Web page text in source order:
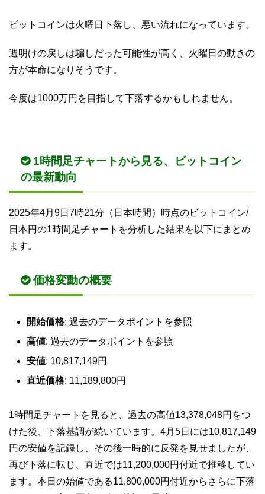
ビットコインは火曜日下落し、悪い流れになっています。
週明けの戻しは騙しだった可能性が高く、火曜日の動きの
方が本命になりそうです。
今度は1000万円を目指して下落するかもしれません。
1時間足チャートから見る、ビットコイン
の最新動向
2025年4月9日7時21分（日本時間）時点のビットコイン/
日本円の1時間足チャートを分析した結果を以下にまとめ
ます。
価格変動の概要
開始価格: 過去のデータポイントを参照
高値: 過去のデータポイントを参照
安値: 10,817,149円
直近価格: 11,189,800円
1時間足チャートを見ると、過去の高値13,378,048円をつ
けた後、下落基調が続いています。4月5日には10,817,149
円の安値を記録し、その後一時的に反発を見せましたが、
再び下落に転じ、直近では11,200,000円付近で推移してい
ます。本日の始値である11,800,000円付近からさらに下落